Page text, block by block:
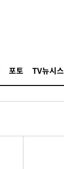
포토 TV뉴시스